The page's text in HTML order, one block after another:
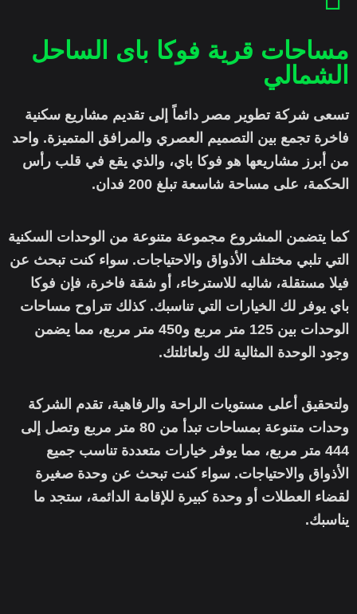
مساحات قرية فوكا باى الساحل
الشمالي
تسعى شركة تطوير مصر دائماً إلى تقديم مشاريع سكنية
فاخرة تجمع بين التصميم العصري والمرافق المتميزة. واحد
من أبرز مشاريعها هو فوكا باي، والذي يقع في قلب رأس
الحكمة، على مساحة شاسعة تبلغ 200 فدان.
كما يتضمن المشروع مجموعة متنوعة من الوحدات السكنية
التي تلبي مختلف الأذواق والاحتياجات. سواء كنت تبحث عن
فيلا مستقلة، شاليه للاسترخاء، أو شقة فاخرة، فإن فوكا
باي يوفر لك الخيارات التي تناسبك. كذلك تتراوح مساحات
الوحدات بين 125 متر مربع و450 متر مربع، مما يضمن
وجود الوحدة المثالية لك ولعائلتك.
ولتحقيق أعلى مستويات الراحة والرفاهية، تقدم الشركة
وحدات متنوعة بمساحات تبدأ من 80 متر مربع وتصل إلى
444 متر مربع، مما يوفر خيارات متعددة تناسب جميع
الأذواق والاحتياجات. سواء كنت تبحث عن وحدة صغيرة
لقضاء العطلات أو وحدة كبيرة للإقامة الدائمة، ستجد ما
يناسبك.